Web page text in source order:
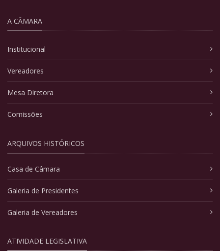
A CÂMARA
Institucional
Vereadores
Mesa Diretora
Comissões
ARQUIVOS HISTÓRICOS
Casa de Câmara
Galeria de Presidentes
Galeria de Vereadores
ATIVIDADE LEGISLATIVA